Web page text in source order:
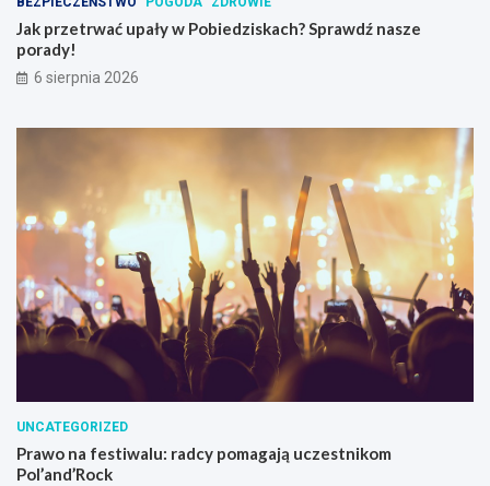
s
z
e
p
!
Jak przetrwać upały w Pobiedziskach? Sprawdź nasze
porady!
6 sierpnia 2026
UNCATEGORIZED
Prawo na festiwalu: radcy pomagają uczestnikom
Pol’and’Rock